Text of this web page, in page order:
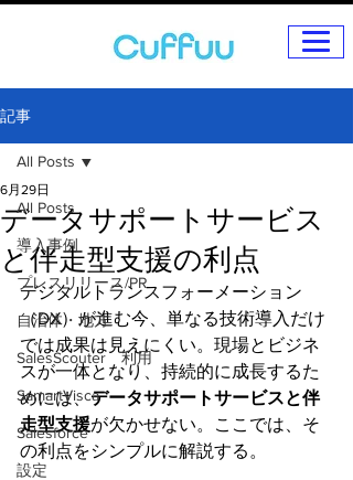
記事
All Posts
導入事例
プレスリリース/PR
自治体・地方
SalesScouter 利用
SamartVisca
Salesforce
設定
All Posts
データサポートサービス
と伴走型支援の利点
6月29日
デジタルトランスフォーメーション
（DX）が進む今、単なる技術導入だけ
では成果は見えにくい。現場とビジネ
スが一体となり、持続的に成長するた
めには、データサポートサービスと伴
走型支援が欠かせない。ここでは、そ
の利点をシンプルに解説する。